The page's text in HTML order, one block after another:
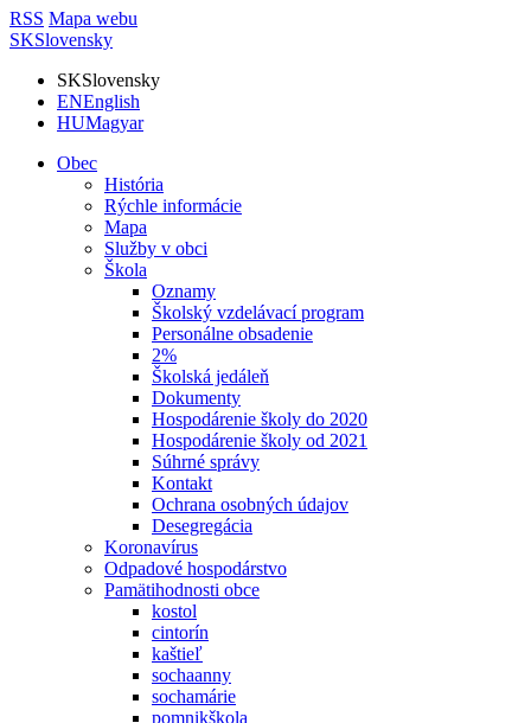
RSS Mapa webu
SKSlovensky
SKSlovensky
ENEnglish
HUMagyar
Obec
História
Rýchle informácie
Mapa
Služby v obci
Škola
Oznamy
Školský vzdelávací program
Personálne obsadenie
2%
Školská jedáleň
Dokumenty
Hospodárenie školy do 2020
Hospodárenie školy od 2021
Súhrné správy
Kontakt
Ochrana osobných údajov
Desegregácia
Koronavírus
Odpadové hospodárstvo
Pamätihodnosti obce
kostol
cintorín
kaštieľ
sochaanny
sochamárie
pomnikškola